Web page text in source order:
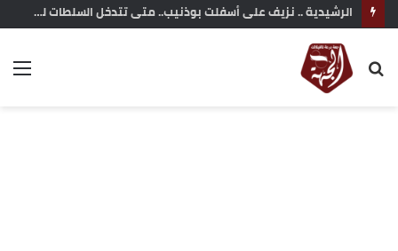
الرشيدية .. نزيف على أسفلت بوذنيب.. متى تتدخل السلطات لوقف حوادث السير ؟